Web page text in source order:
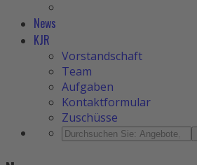
News
KJR
Vorstandschaft
Team
Aufgaben
Kontaktformular
Zuschüsse